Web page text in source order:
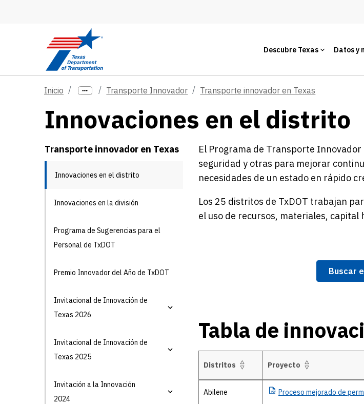
Descubre Texas Datos y
Inicio Transporte Innovador Transporte innovador en Texas
Innovaciones en el distrito
Transporte innovador en Texas
Innovaciones en el distrito
Innovaciones en la división
Programa de Sugerencias para el
Personal de TxDOT
Premio Innovador del Año de TxDOT
Invitacional de Innovación de
Texas 2026
Invitacional de Innovación de
Texas 2025
Invitación a la Innovación
2024
El Programa de Transporte
seguridad y otras para mejorar
necesidades de un estado en rápido
Los 25 distritos de TxDOT trabajan
el uso de recursos, materiales,
Buscar
Tabla de
Tabla de innovaciones
Distritos Proyecto
Abilene Proceso mejorado de